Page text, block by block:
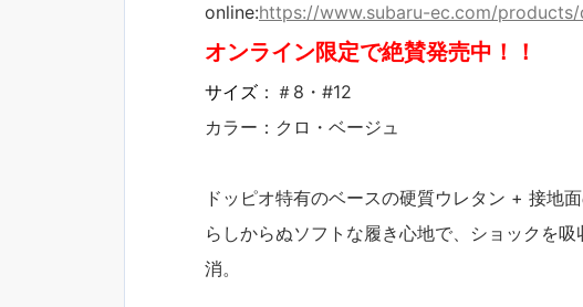
online:https://www.subaru-ec.com/
オンライン限定で絶賛発売中！！
サイズ ：＃8・#12
カラー：クロ・ベージュ
ドッピオ特有のベースの硬質ウレタン + 接地
らしからぬソフトな履き心地で、ショックを
消。